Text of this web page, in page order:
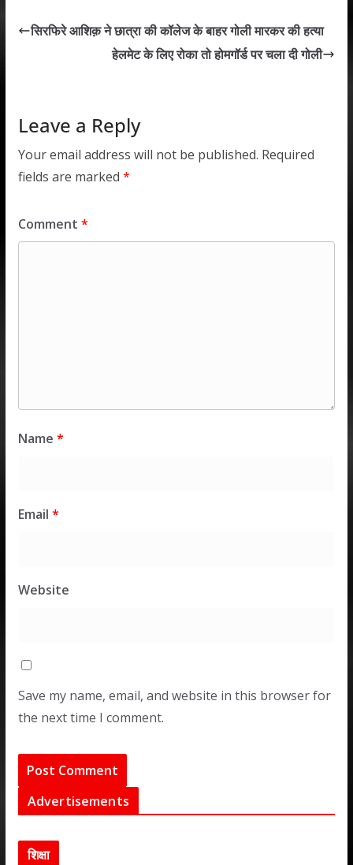
s b er e
dI
l e
सिरफिरे आशिक़ ने छात्रा की कॉलेज के बाहर गोली मारकर की हत्या
हेलमेट के लिए रोका तो होमगॉर्ड पर चला दी गोली
Leave a Reply
Your email address will not be published. Required
fields are marked *
Comment *
Name *
Email *
Website
Save my name, email, and website in this browser for
the next time I comment.
Advertisements
शिक्षा